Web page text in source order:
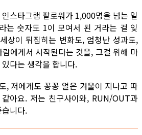
스타그램 팔로워가 1,000명을 넘는 일
는 숫자도 1이 모여서 된 거라는 걸 잊
상이 뒤집히는 변화도, 엄청난 성과도,
에게서 시작된다는 것을, 그걸 위해 마
다는 생각을 합니다.
, 저에게도 꽁꽁 얼은 겨울이 지나고 따
아요. 저는 친구사이와, RUN/OUT과
니다.